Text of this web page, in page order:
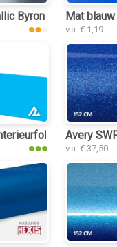
Byron Bay Blue
Mat
v.a. € 1,19
Avery
v.a. € 37,50